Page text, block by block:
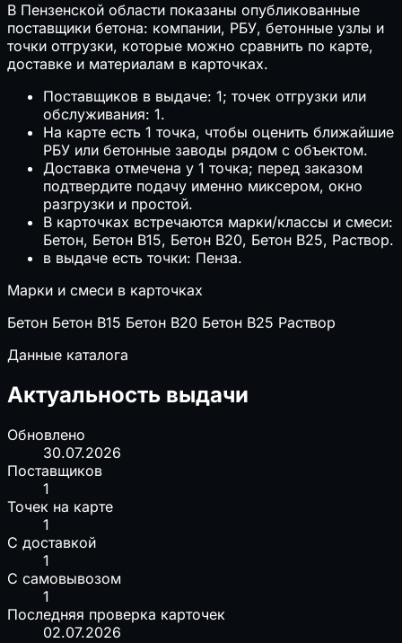
В Пензенской области показаны опубликованные
поставщики бетона: компании, РБУ, бетонные узлы и
точки отгрузки, которые можно сравнить по карте,
доставке и материалам в карточках.
Поставщиков в выдаче: 1; точек отгрузки или
обслуживания: 1.
На карте есть 1 точка, чтобы оценить ближайшие
РБУ или бетонные заводы рядом с объектом.
Доставка отмечена у 1 точка; перед заказом
подтвердите подачу именно миксером, окно
разгрузки и простой.
В карточках встречаются марки/классы и смеси:
Бетон, Бетон B15, Бетон B20, Бетон B25, Раствор.
в выдаче есть точки: Пенза.
Марки и смеси в карточках
Бетон Бетон B15 Бетон B20 Бетон B25 Раствор
Данные каталога
Актуальность выдачи
Обновлено
30.07.2026
Поставщиков
1
Точек на карте
1
С доставкой
1
С самовывозом
1
Последняя проверка карточек
02.07.2026